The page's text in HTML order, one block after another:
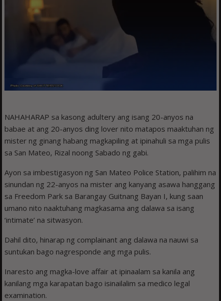
NAHAHARAP sa kasong adultery ang isang 20-anyos na
babae at ang 20-anyos ding lover nito matapos maaktuhan ng
mister ng ginang habang magkapiling at ipinahuli sa mga pulis
sa San Mateo, Rizal noong Sabado ng gabi.
Ayon sa imbestigasyon ng San Mateo Police Station, palihim na
sinundan ng 22-anyos na mister ang kanyang asawa hanggang
sa Freedom Park sa Barangay Guitnang Bayan I, kung saan
umano nito naaktuhang magkasama ang dalawa sa isang
‘intimate’ na sitwasyon.
Dahil dito, hinarap ng complainant ang dalawa na nauwi sa
suntukan bago nagresponde ang mga pulis.
Inaresto ang magka-love affair at ipinaalam sa kanila ang
kanilang mga karapatan bago isinailalim sa medico legal
examination.